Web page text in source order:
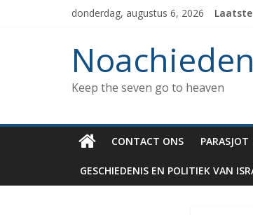
donderdag, augustus 6, 2026
Keep the seven go to heaven
CONTACT ONS PARASJOT
GESCHIEDENIS EN POLITIEK VAN